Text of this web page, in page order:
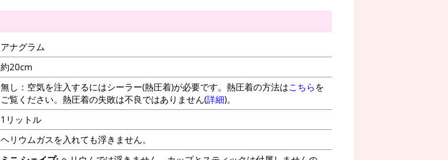
アナグラム
約20cm
無し：空気を注入するにはシーラー(熱圧着)が必要です。熱圧着の方法はこちら を
ご覧ください。熱圧着の失敗は不良ではありません(詳細)。
1リットル
ヘリウムガスを入れても浮きません。